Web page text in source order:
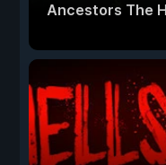
Ancestors The